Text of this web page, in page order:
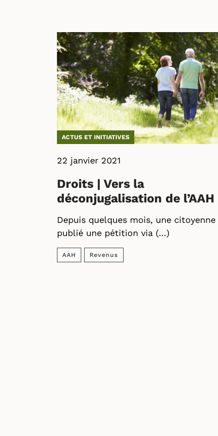
ACTUS ET INITIATIVES
22 janvier 2021
Droits | Vers la
déconjugalisation de l’AAH
Depuis quelques mois, une citoyenne
publié une pétition via (…)
AAH Revenus